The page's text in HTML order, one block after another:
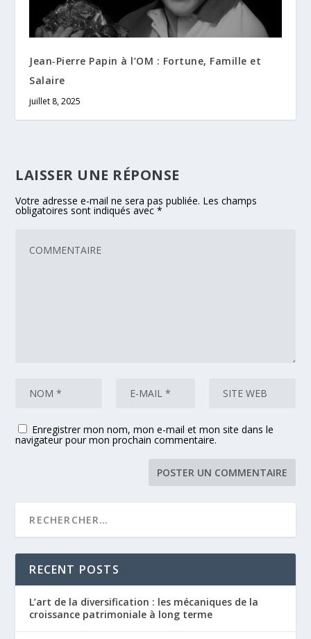
Jean‑Pierre Papin à l’OM : Fortune, Famille et
Salaire
juillet 8, 2025
LAISSER UNE RÉPONSE
Votre adresse e-mail ne sera pas publiée. Les champs
obligatoires sont indiqués avec*
Enregistrer mon nom, mon e-mail et mon site dans le
navigateur pour mon prochain commentaire.
RECENT POSTS
L’art de la diversification : les mécaniques de la
croissance patrimoniale à long terme